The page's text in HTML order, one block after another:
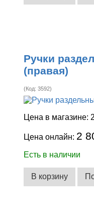
Ручки
(правая)
(Код:3592)
Цена в магазине:
Цена онлайн: 2
Есть в наличии
В корзину